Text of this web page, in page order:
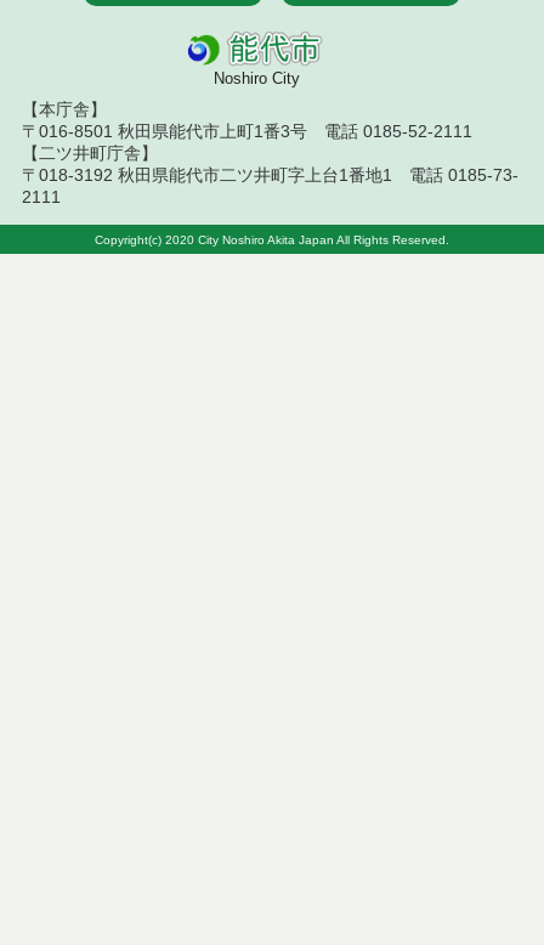
令和８年７月１０日執行 物品（応募型入札等）結
令和８年７月１０日執行 委託・賃貸借等入札結果
令和８年７月１０日執行 物品（指名競争入札等）
結果
令和８年７月９日執行 物品（公開調達）見積徴取
結果
Noshiro City
【本庁舎】
〒016-8501 秋田県能代市上町1番3号 電話 0185-52-2111
【二ツ井町庁舎】
〒018-3192 秋田県能代市二ツ井町字上台1番地1 電話 0185-73-
2111
Copyright(c) 2020 City Noshiro Akita Japan All Rights Reserved.